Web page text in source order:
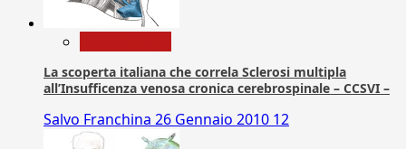
La scoperta italiana che correla Sclerosi multipla
all’Insufficenza venosa cronica cerebrospinale – CCSVI –
Salvo Franchina 26 Gennaio 2010 12